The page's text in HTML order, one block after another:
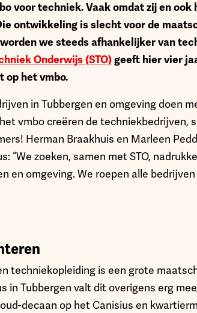
voor techniek. Vaak omdat zij en ook
ontwikkeling is slecht voor de
we steeds afhankelijker van
Onderwijs (STO)geeft hier vier
op het vmbo.
in Tubbergen en omgeving doen
vmbo creëren de techniekbedrijven,
Herman Braakhuis en Marleen
“We zoeken, samen met STO,
en omgeving. We roepen alle
techniekopleiding is een grote
in Tubbergen valt dit overigens erg
decaan op het Canisius en